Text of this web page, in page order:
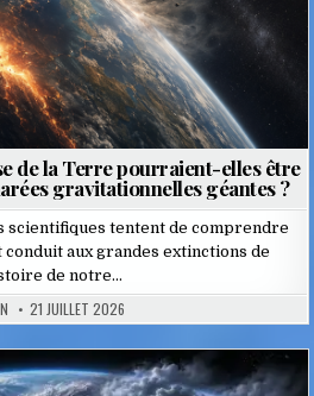
de la Terre pourraient-elles être
gravitationnelles géantes ?
scientifiques tentent de comprendre
conduit aux grandes extinctions de
de notre…
21 JUILLET 2026